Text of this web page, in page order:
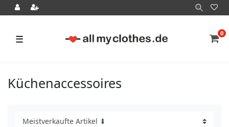
☰ 0
Küchenaccessoires